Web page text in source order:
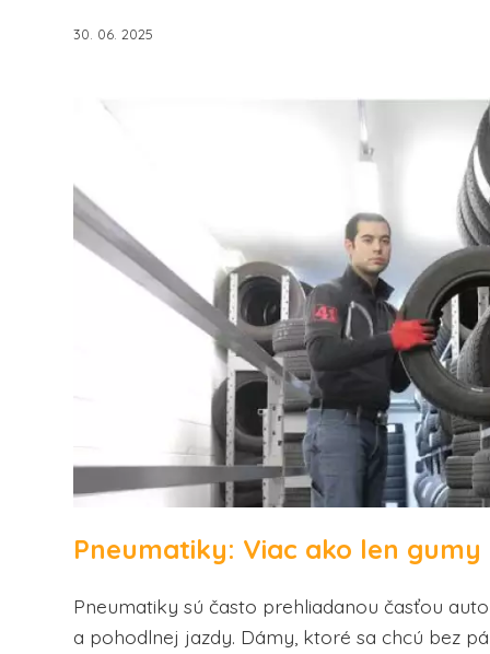
30. 06. 2025
Pneumatiky: Viac ako len gumy
Pneumatiky sú často prehliadanou časťou
a pohodlnej jazdy. Dámy, ktoré sa chcú bez